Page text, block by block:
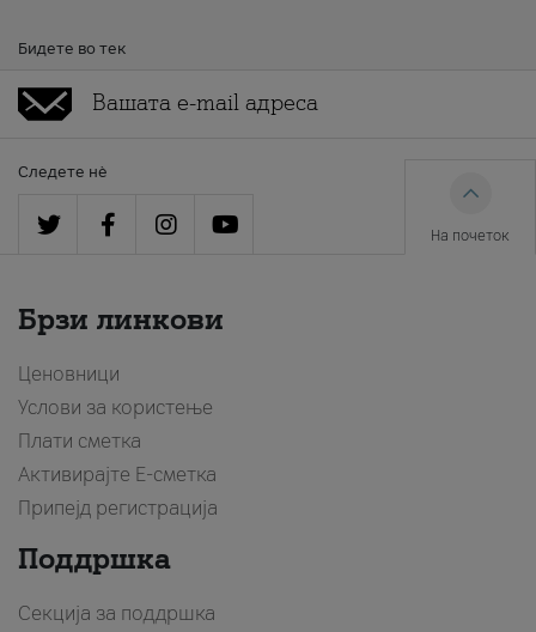
Бидете во тек
Следете нè
На почеток
Брзи линкови
Ценовници
Услови за користење
Плати сметка
Активирајте Е-сметка
Припејд регистрација
Поддршка
Секција за поддршка